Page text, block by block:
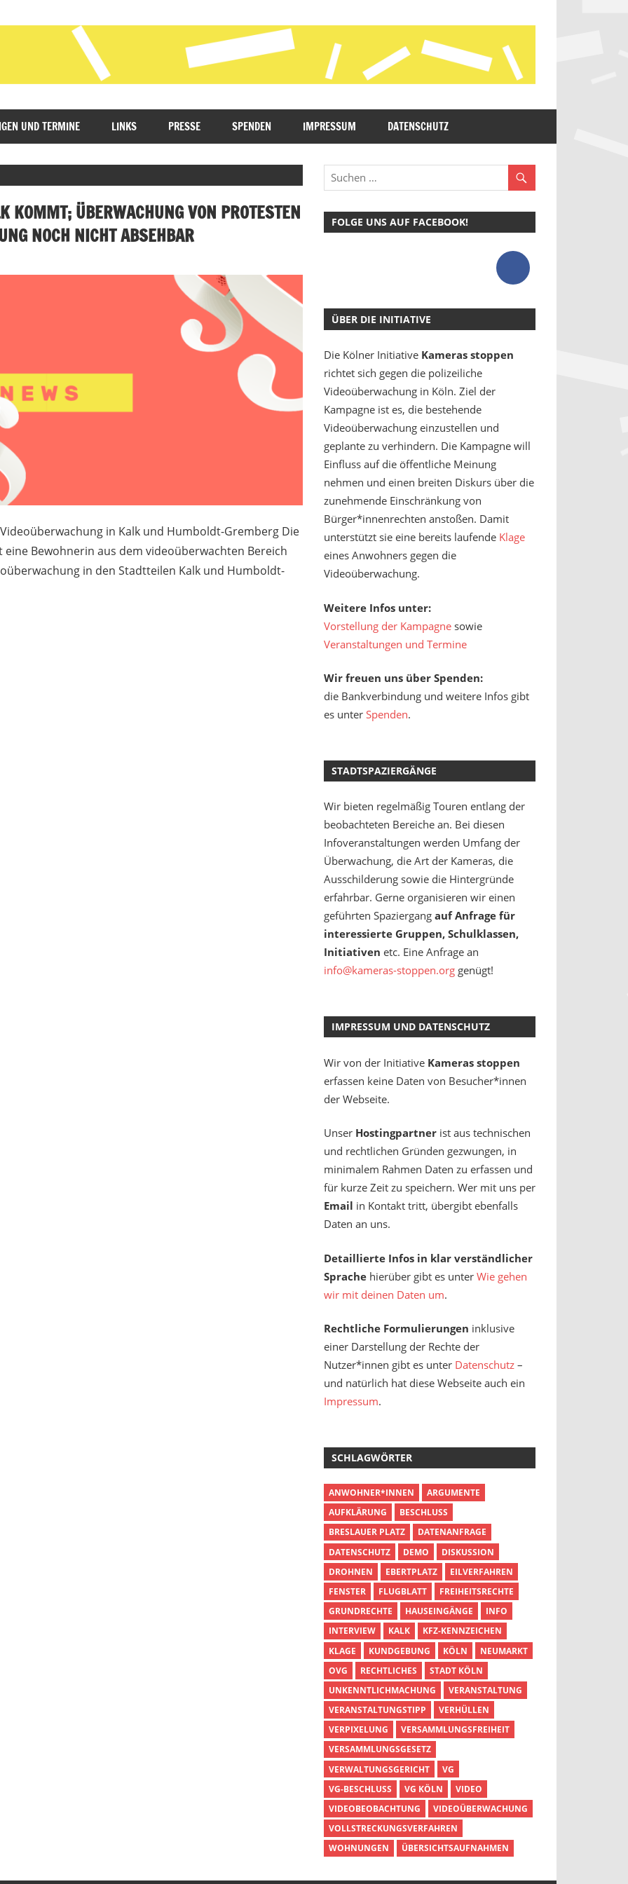
UND TERMINE LINKS PRESSE SPENDEN IMPRESSUM DATENSCHUTZ
ÜBERWACHUNG VON PROTESTEN
NOCH NICHT ABSEHBAR
in Kalk und Humboldt-Gremberg Die
Bewohnerin aus dem videoüberwachten Bereich
in den Stadtteilen Kalk und Humboldt-
FOLGE UNS AUF FACEBOOK!
ÜBER DIE INITIATIVE
Die Kölner Initiative Kameras stoppen
richtet sich gegen die polizeiliche
Videoüberwachung in Köln. Ziel der
Kampagne ist es, die bestehende
Videoüberwachung einzustellen und
geplante zu verhindern. Die Kampagne will
Einfluss auf die öffentliche Meinung
nehmen und einen breiten Diskurs über die
zunehmende Einschränkung von
Bürger*innenrechten anstoßen. Damit
unterstützt sie eine bereits laufende Klage
eines Anwohners gegen die
Videoüberwachung.
Weitere Infos unter:
Vorstellung der Kampagne sowie
Veranstaltungen und Termine
Wir freuen uns über Spenden:
die Bankverbindung und weitere Infos gibt
es unter Spenden.
STADTSPAZIERGÄNGE
Wir bieten regelmäßig Touren entlang der
beobachteten Bereiche an. Bei diesen
Infoveranstaltungen werden Umfang der
Überwachung, die Art der Kameras, die
Ausschilderung sowie die Hintergründe
erfahrbar. Gerne organisieren wir einen
geführten Spaziergang auf Anfrage für
interessierte Gruppen, Schulklassen,
Initiativen etc. Eine Anfrage an
info@kameras-stoppen.orggenügt!
IMPRESSUM UND DATENSCHUTZ
Wir von der Initiative Kameras stoppen
erfassen keine Daten von Besucher*innen
der Webseite.
Unser Hostingpartnerist aus technischen
und rechtlichen Gründen gezwungen, in
minimalem Rahmen Daten zu erfassen und
für kurze Zeit zu speichern. Wer mit uns per
Email in Kontakt tritt, übergibt ebenfalls
Daten an uns.
Detaillierte Infos in klar verständlicher
Sprachehierüber gibt es unter Wie gehen
wir mit deinen Daten um.
Rechtliche Formulierungen inklusive
einer Darstellung der Rechte der
Nutzer*innen gibt es unter Datenschutz–
und natürlich hat diese Webseite auch ein
Impressum.
SCHLAGWÖRTER
ANWOHNER*INNEN
ARGUMENTE
AUFKLÄRUNG
BESCHLUSS
BRESLAUER PLATZ
DATENANFRAGE
DATENSCHUTZ
DEMO
DISKUSSION
DROHNEN
EBERTPLATZ
EILVERFAHREN
FENSTER
FLUGBLATT
FREIHEITSRECHTE
GRUNDRECHTE
HAUSEINGÄNGE
INFO
INTERVIEW
KALK
KFZ-KENNZEICHEN
KLAGE
KUNDGEBUNG KÖLN
NEUMARKT
OVG
RECHTLICHES
STADT KÖLN
UNKENNTLICHMACHUNG
VERANSTALTUNG
VERANSTALTUNGSTIPP
VERHÜLLEN
VERPIXELUNG
VERSAMMLUNGSFREIHEIT
VERSAMMLUNGSGESETZ
VERWALTUNGSGERICHT
VG
VG-BESCHLUSS
VG KÖLN
VIDEO
VIDEOBEOBACHTUNG
VIDEOÜBERWACHUNG
VOLLSTRECKUNGSVERFAHREN
WOHNUNGEN
ÜBERSICHTSAUFNAHMEN